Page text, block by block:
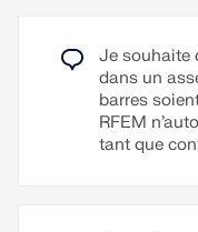
Lire la suite
linéiques,
Les charges
directions locale
charge peut être
barre ou bien
Je souhaite
dans un
barres
RFEM
tant que